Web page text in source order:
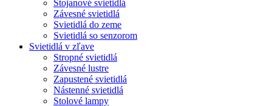
Stojanové svietidlá
Závesné svietidlá
Svietidlá do zeme
Svietidlá so senzorom
Svietidlá v zľave
Stropné svietidlá
Závesné lustre
Zapustené svietidlá
Nástenné svietidlá
Stolové lampy